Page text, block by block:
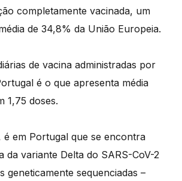
completamente vacinada, um
de 34,8% da União Europeia.
de vacina administradas por
é o que apresenta média
1,75 doses.
é em Portugal que se encontra
da variante Delta do SARS-CoV-2
geneticamente sequenciadas –